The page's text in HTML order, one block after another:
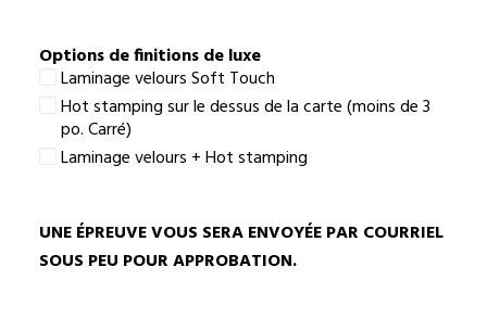
Options de finitions de luxe
Laminage velours Soft Touch
Hot stamping sur le dessus de la carte (moins de 3
po. Carré)
Laminage velours + Hot stamping
UNE ÉPREUVE VOUS SERA ENVOYÉE PAR COURRIEL
SOUS PEU POUR APPROBATION.